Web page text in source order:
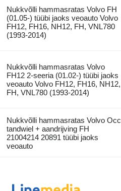
Nukkvõlli hammasratas Volvo FH
(01.05-) tüübi jaoks veoauto Volvo
FH12, FH16, NH12, FH, VNL780
(1993-2014)
Nukkvõlli hammasratas Volvo
FH12 2-seeria (01.02-) tüübi jaoks
veoauto Volvo FH12, FH16, NH12,
FH, VNL780 (1993-2014)
Nukkvõlli hammasratas Volvo Occ
tandwiel + aandrijving FH
21004214 20891 tüübi jaoks
veoauto